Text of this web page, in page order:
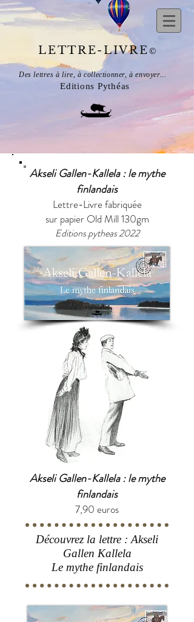
LETTRE-LIVRE©
Des lettres à lire, à collectionner, à envoyer...
Editions Pythéas
Akseli Gallen-Kallela : le mythe
finlandais
Lettre-Livre fabriquée
sur papier Old Mill 130gm
​Editions pytheas 2022
Akseli Gallen-Kallela : le mythe
finlandais
7,90 euros
Découvrez la lettre : Akseli
Gallen Kallela
Le mythe finlandais